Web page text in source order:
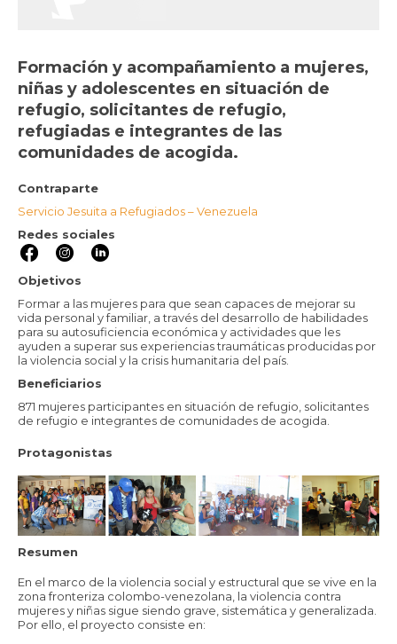
Formación y acompañamiento a mujeres,
niñas y adolescentes en situación de
refugio, solicitantes de refugio,
refugiadas e integrantes de las
comunidades de acogida.
Contraparte
Servicio Jesuita a Refugiados – Venezuela
Redes sociales
Objetivos
Formar a las mujeres para que sean capaces de mejorar su
vida personal y familiar, a través del desarrollo de habilidades
para su autosuficiencia económica y actividades que les
ayuden a superar sus experiencias traumáticas producidas por
la violencia social y la crisis humanitaria del país.
Beneficiarios
871 mujeres participantes en situación de refugio, solicitantes
de refugio e integrantes de comunidades de acogida.
Protagonistas
Resumen
En el marco de la violencia social y estructural que se vive en la
zona fronteriza colombo-venezolana, la violencia contra
mujeres y niñas sigue siendo grave, sistemática y generalizada.
Por ello, el proyecto consiste en: